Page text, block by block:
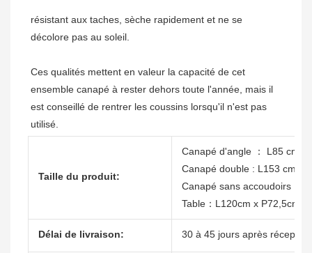
résistant aux taches, sèche rapidement et ne se
Ces qualités mettent en valeur la capacité de cet
ensemble canapé à rester dehors toute l'année, mais il
est conseillé de rentrer les coussins lorsqu'il n'est pas
Taille du produit:
Canapé d'angle ： L85 cm x
Canapé double : L153 cm x
Canapé sans accoudoirs :
Table：L120cm x P72,5cm x
Délai de livraison: 30 à 45 jours après